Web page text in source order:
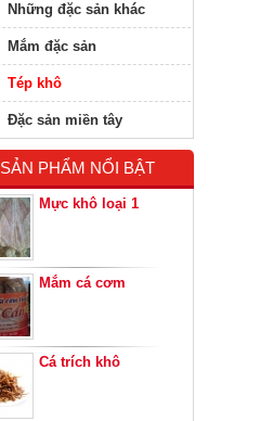
Những đặc sản khác
Mắm đặc sản
Tép khô
Đặc sản miền tây
SẢN PHẨM NỔI BẬT
Mực khô loại 1
Mắm cá cơm
Cá trích khô